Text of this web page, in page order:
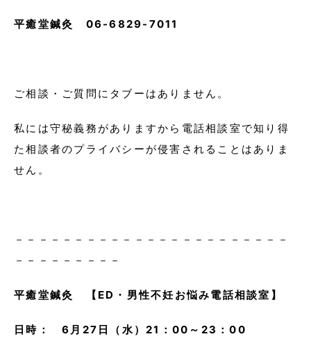
平癒堂鍼灸 06-6829-7011
ご相談・ご質問にタブーはありません。
私には守秘義務がありますから電話相談室で知り得
た相談者のプライバシーが侵害されることはありま
せん。
－－－－－－－－－－－－－－－－－－－－－－－
－－－－－－－－－
平癒堂鍼灸 【ED・男性不妊お悩み電話相談室】
日時： 6月27日（水）21：00～23：00